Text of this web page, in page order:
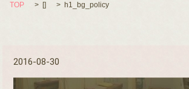
TOP [] h1_bg_policy
2016-08-30